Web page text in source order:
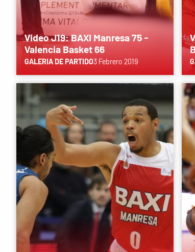
Video J19: BAXI Manresa 75 -
Valencia Basket 66
GALERIA DE PARTIDO3 Febrero 2019